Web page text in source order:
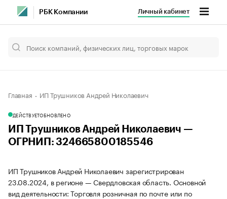
РБК Компании Личный кабинет
Главная ИП Трушников Андрей Николаевич
ДЕЙСТВУЕТОБНОВЛЕНО
ИП Трушников Андрей Николаевич —
ОГРНИП: 324665800185546
ИП Трушников Андрей Николаевич зарегистрирован
23.08.2024, в регионе — Свердловская область. Основной
вид деятельности: Торговля розничная по почте или по